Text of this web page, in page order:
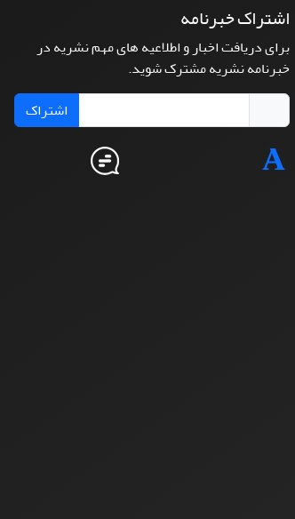
اشتراک خبرنامه
برای دریافت اخبار و اطلاعیه های مهم نشریه در
خبرنامه نشریه مشترک شوید.
اشتراک